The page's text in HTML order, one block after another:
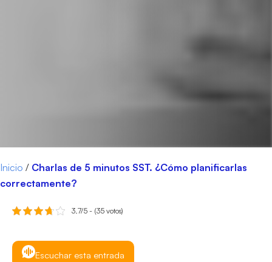
Inicio / Charlas de 5 minutos SST. ¿Cómo planificarlas
correctamente?
3.7/5 - (35 votos)
Escuchar esta entrada